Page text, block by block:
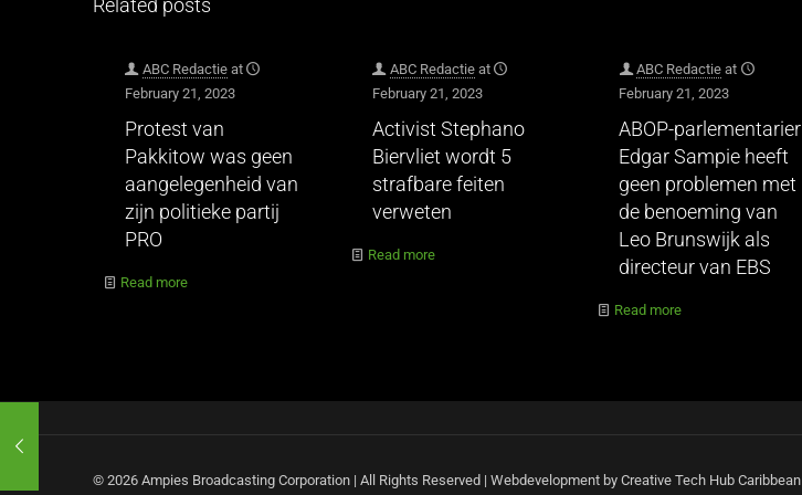
Related posts
ABC Redactie at
February 21, 2023
Protest van
Pakkitow was geen
aangelegenheid van
zijn politieke partij
PRO
Read more
ABC Redactie at
February 21, 2023
Activist Stephano
Biervliet wordt 5
strafbare feiten
verweten
Read more
ABC Redactie at
February 21, 2023
ABOP-parlementarier
Edgar Sampie heeft
geen problemen met
de benoeming van
Leo Brunswijk als
directeur van EBS
Read more
© 2026 Ampies Broadcasting Corporation | All Rights Reserved | Webdevelopment by Creative Tech Hub Caribbean